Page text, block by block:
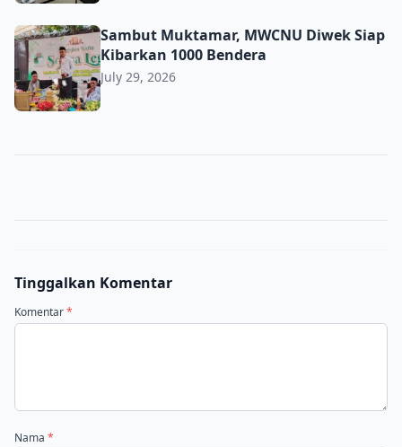
Sambut Muktamar, MWCNU Diwek Siap Kibarkan 1000
Sambut Muktamar, MWCNU Diwek Siap
Kibarkan 1000 Bendera
July 29, 2026
Tinggalkan Komentar
Komentar*
Nama *